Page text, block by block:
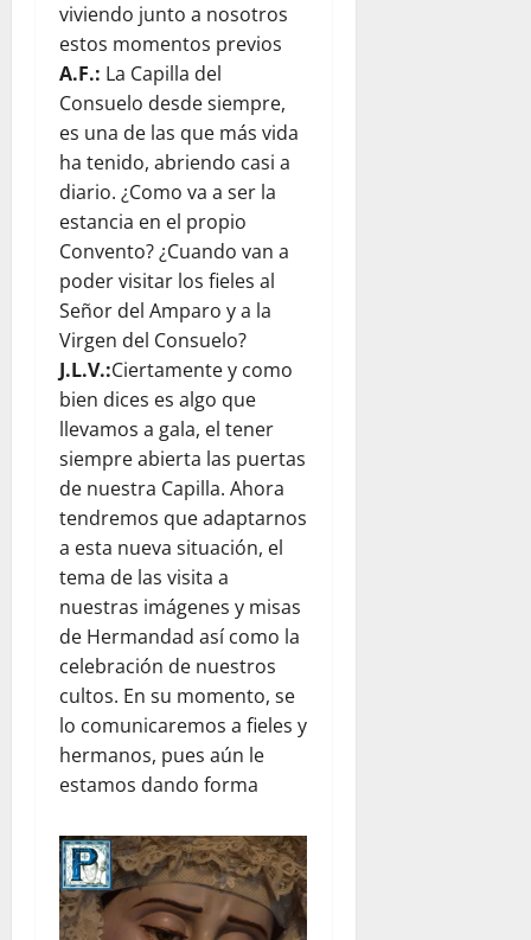
viviendo junto a nosotros
estos momentos previos
A.F.: La Capilla del
Consuelo desde siempre,
es una de las que más vida
ha tenido, abriendo casi a
diario. ¿Como va a ser la
estancia en el propio
Convento? ¿Cuando van a
poder visitar los fieles al
Señor del Amparo y a la
Virgen del Consuelo?
J.L.V.:Ciertamente y como
bien dices es algo que
llevamos a gala, el tener
siempre abierta las puertas
de nuestra Capilla. Ahora
tendremos que adaptarnos
a esta nueva situación, el
tema de las visita a
nuestras imágenes y misas
de Hermandad así como la
celebración de nuestros
cultos. En su momento, se
lo comunicaremos a fieles y
hermanos, pues aún le
estamos dando forma